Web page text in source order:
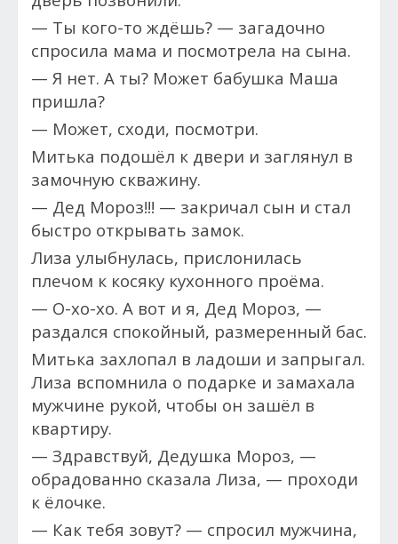
— Ты кого-то ждёшь? — загадочно
спросила мама и посмотрела на сына.
— Я нет. А ты? Может бабушка Маша
пришла?
— Может, сходи, посмотри.
Митька подошёл к двери и заглянул в
замочную скважину.
— Дед Мороз!!! — закричал сын и стал
быстро открывать замок.
Лиза улыбнулась, прислонилась
плечом к косяку кухонного проёма.
— О-хо-хо. А вот и я, Дед Мороз, —
раздался спокойный, размеренный бас.
Митька захлопал в ладоши и запрыгал.
Лиза вспомнила о подарке и замахала
мужчине рукой, чтобы он зашёл в
квартиру.
— Здравствуй, Дедушка Мороз, —
обрадованно сказала Лиза, — проходи
к ёлочке.
— Как тебя зовут? — спросил мужчина,